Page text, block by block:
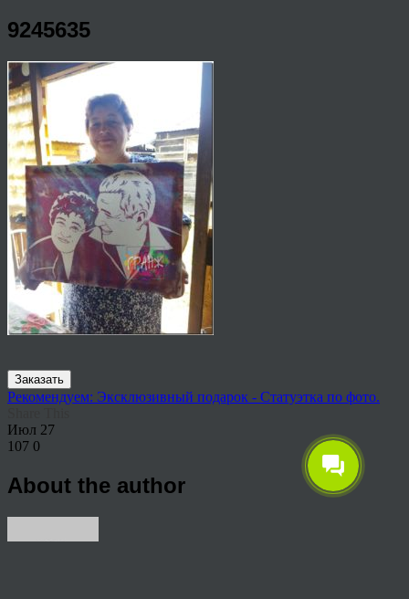
9245635
Заказать
Рекомендуем: Эксклюзивный подарок - Статуэтка по фото.
Июл 27
107 0
About the author